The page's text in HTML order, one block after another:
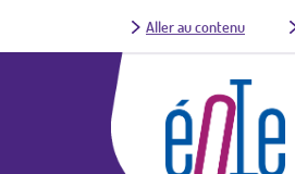
Aller au contenu